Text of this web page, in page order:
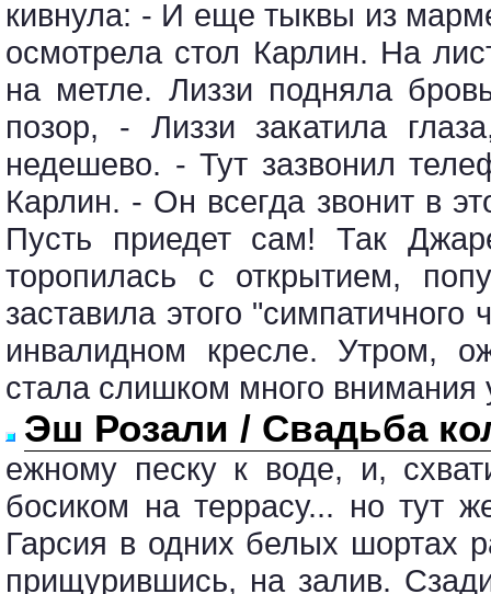
кивнула: - И еще тыквы из
осмотрела стол Карлин. На
на метле. Лиззи подняла
позор, - Лиззи закатила
недешево. - Тут зазвонил
Карлин. - Он всегда звонит в
Пусть приедет сам! Так
торопилась с открытием,
заставила этого
инвалидном кресле. Утром,
стала слишком много
Эш Розали / Свадьба
ежному песку к воде, и,
босиком на террасу... но тут
Гарсия в одних белых шортах
прищурившись, на залив.